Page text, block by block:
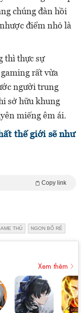
chúng đàn hồi
điểm nhỏ là
thì thực sự
rất vừa
người trung
sở hữu khung
miếng êm ái.
thế giới sẽ như
Copy link
THỦ NGON BỔ RẺ
Xem thêm